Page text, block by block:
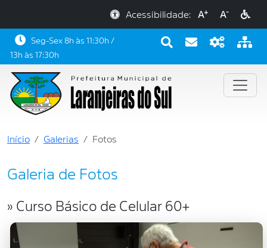
Acessibilidade: A+ A-
Seg-Sex 8h às 11:30h /
13h às 17:30h
Início Galerias Fotos
Galeria de Fotos
» Curso Básico de Celular 60+